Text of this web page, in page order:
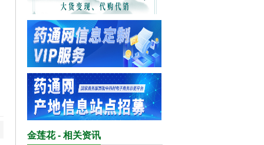
金莲花 - 相关资讯